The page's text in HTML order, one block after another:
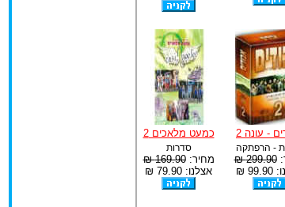
- עונה 2
- הרפתקה
299.90 ₪
₪
כמעט מלאכים 2
סדרות
מחיר:169.90 ₪
אצלנו: 79.90 ₪